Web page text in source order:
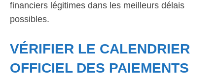
financiers légitimes dans les meilleurs délais
possibles.
VÉRIFIER LE CALENDRIER
OFFICIEL DES PAIEMENTS